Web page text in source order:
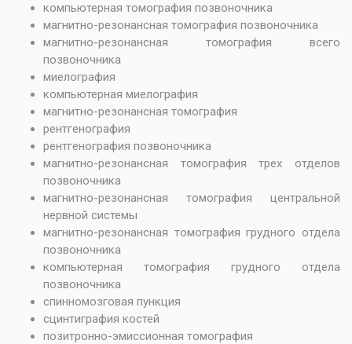
компьютерная томография позвоночника
магнитно-резонансная томография позвоночника
магнитно-резонансная томография всего
позвоночника
миелография
компьютерная миелография
магнитно-резонансная томография
рентгенография
рентгенография позвоночника
магнитно-резонансная томография трех отделов
позвоночника
магнитно-резонансная томография центральной
нервной системы
магнитно-резонансная томография грудного отдела
позвоночника
компьютерная томография грудного отдела
позвоночника
спинномозговая пункция
сцинтиграфия костей
позитронно-эмиссионная томография